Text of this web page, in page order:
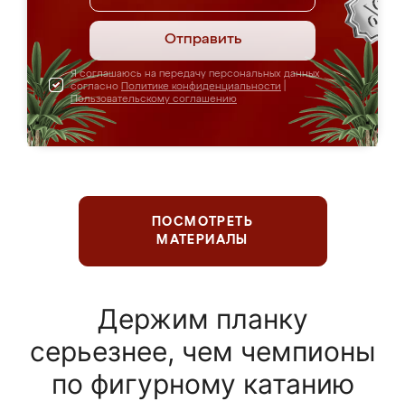
Отправить
Я соглашаюсь на передачу персональных данных
согласно Политике конфиденциальности
Пользовательскому соглашению
ПОСМОТРЕТЬ
МАТЕРИАЛЫ
Держим планку
серьезнее, чем чемпионы
по фигурному катанию